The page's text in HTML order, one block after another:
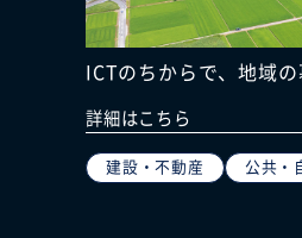
ICTのちからで、地域
詳細はこちら
建設・不動産 公共・